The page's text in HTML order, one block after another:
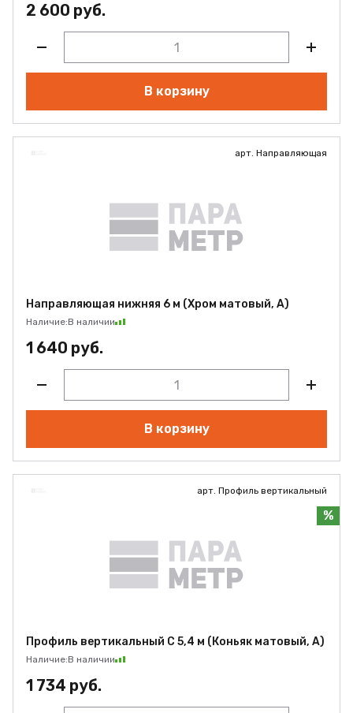
2 600 руб.
В корзину
арт. Направляющая
Направляющая нижняя 6 м (Хром матовый, А)
Наличие:В наличии
1 640 руб.
В корзину
арт. Профиль вертикальный
%
Профиль вертикальный С 5,4 м (Коньяк матовый, А)
Наличие:В наличии
1 734 руб.